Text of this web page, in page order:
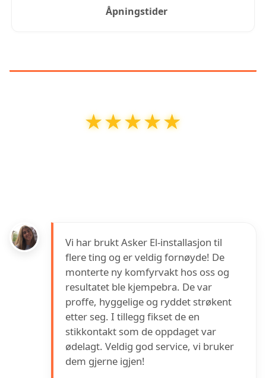
Åpningstider
★★★★★
★★★★★
Vi har brukt Asker El-installasjon til
flere ting og er veldig fornøyde! De
monterte ny komfyrvakt hos oss og
resultatet ble kjempebra. De var
proffe, hyggelige og ryddet strøkent
etter seg. I tillegg fikset de en
stikkontakt som de oppdaget var
ødelagt. Veldig god service, vi bruker
dem gjerne igjen!